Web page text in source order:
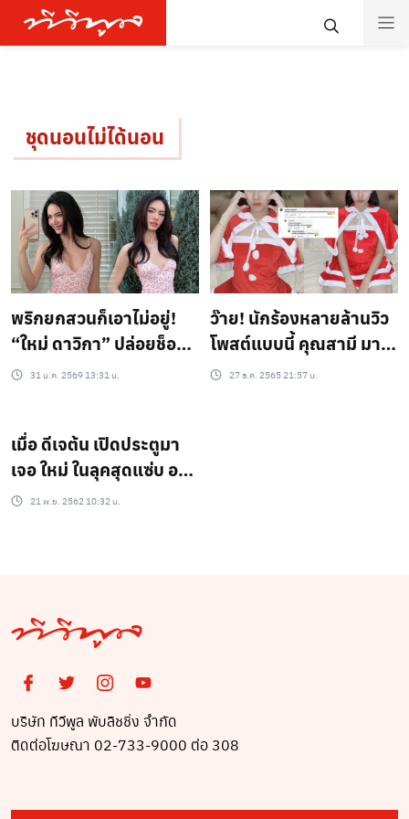
ชุดนอนไม่ได้นอน
พริกยกสวนก็เอาไม่อยู่!
“ใหม่ ดาวิกา” ปล่อยช็อต
เด็ดชุดนอนลูกไม้ชมพู
31 ม.ค. 2569 13:31 น.
ว๊าย! นักร้องหลายล้านวิว
โพสต์แบบนี้ คุณสามี มา
เม้นอย่างไว!!
27 ธ.ค. 2565 21:57 น.
เมื่อ ดีเจต้น เปิดประตูมา
เจอ ใหม่ ในลุคสุดแซ่บ อวด
ชุดนอนไม่ได้นอน เผยอยู่
21 พ.ย. 2562 10:32 น.
บริษัท ทีวีพูล พับลิชชิ่ง จำกัด
ติดต่อโฆษณา 02-733-9000 ต่อ 308